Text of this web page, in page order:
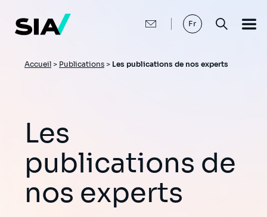
contenu
principal
Fr
Fil
Accueil > Publications > Les publications de nos experts
Les
publications de
nos experts